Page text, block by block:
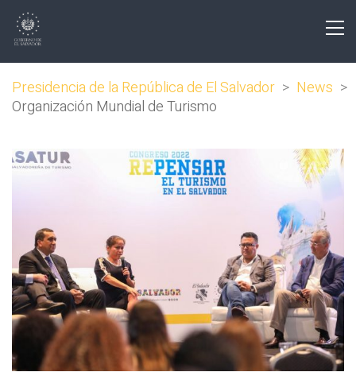
Presidencia de la República de El Salvador > News >
Organización Mundial de Turismo